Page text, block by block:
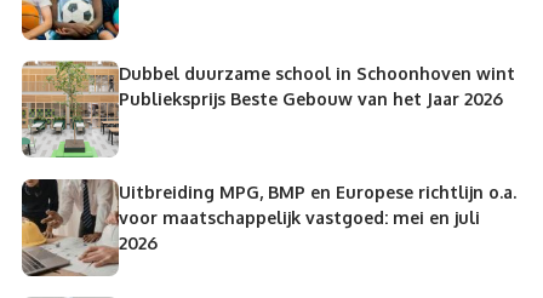
Dubbel duurzame school in Schoonhoven wint
Publieksprijs Beste Gebouw van het Jaar 2026
Uitbreiding MPG, BMP en Europese richtlijn o.a.
voor maatschappelijk vastgoed: mei en juli
2026